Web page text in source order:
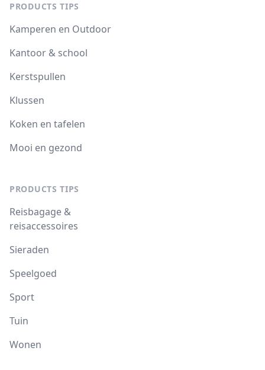
PRODUCTS TIPS
Kamperen en Outdoor
Kantoor & school
Kerstspullen
Klussen
Koken en tafelen
Mooi en gezond
PRODUCTS TIPS
Reisbagage &
reisaccessoires
Sieraden
Speelgoed
Sport
Tuin
Wonen